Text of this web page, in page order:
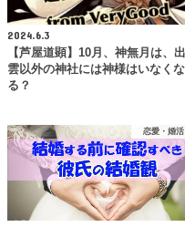
2024.6.3
【芦屋道顕】10月、神無月は、出
雲以外の神社には神様はいなくな
る？
恋愛・婚活